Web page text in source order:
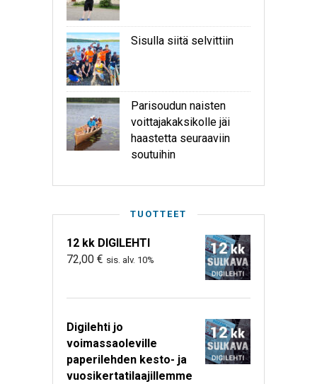
Sisulla siitä selvittiin
Parisoudun naisten
voittajakaksikolle jäi
haastetta seuraaviin
soutuihin
TUOTTEET
12 kk DIGILEHTI
72,00 € sis. alv. 10%
Digilehti jo
voimassaoleville
paperilehden kesto- ja
vuosikertatilaajillemme